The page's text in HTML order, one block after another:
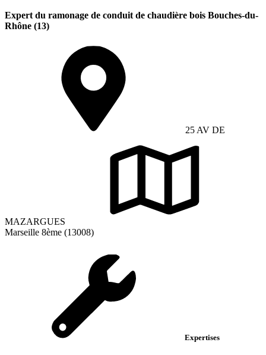
Expert du ramonage de conduit de chaudière bois Bouches-du-
Rhône (13)
25 AV DE
MAZARGUES
Marseille 8ème (13008)
Expertises